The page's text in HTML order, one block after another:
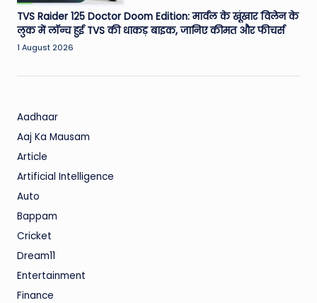
TVS Raider 125 Doctor Doom Edition: मार्वल के खूंखार विलेन के
लुक में लॉन्च हुई TVS की धाकड़ बाइक, जानिए कीमत और फीचर्स
1 August 2026
Aadhaar
Aaj Ka Mausam
Article
Artificial Intelligence
Auto
Bappam
Cricket
Dream11
Entertainment
Finance